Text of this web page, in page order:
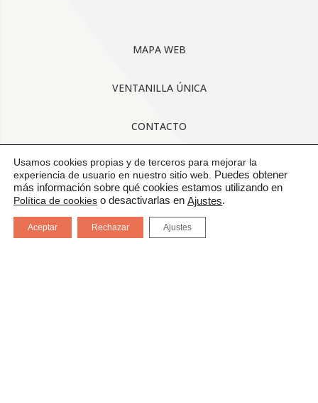
MAPA WEB
VENTANILLA ÚNICA
CONTACTO
AVISO LEGAL
CONDICIONES GENERALES DE USO
POLÍTICA DE CALIDAD
Usamos cookies propias y de terceros para mejorar la
experiencia de usuario en nuestro sitio web.
Puedes obtener
más información sobre qué cookies estamos utilizando en
Política de cookies o desactivarlas en Ajustes.
Aceptar Rechazar Ajustes